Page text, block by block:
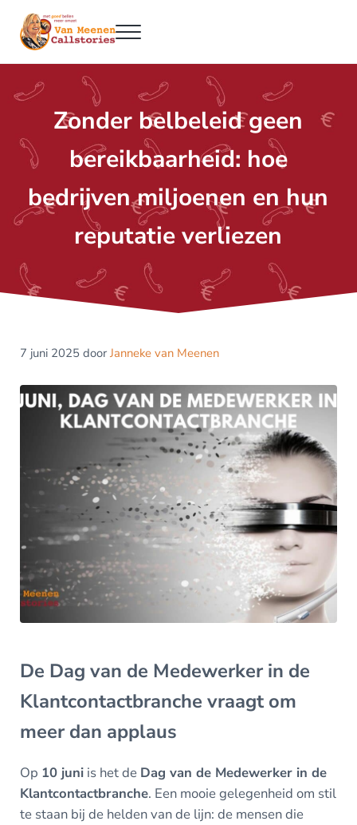
Door naar de hoofd inhoud
Skip to header right navigation
Skip to site footer
Van Meenen Callstories
Menu
Zonder belbeleid geen
bereikbaarheid: hoe
bedrijven miljoenen en hun
reputatie verliezen
7 juni 2025 door Janneke van Meenen
De Dag van de Medewerker in de
Klantcontactbranche vraagt om
meer dan applaus
Op 10 juniis het de Dag van de Medewerker in de
Klantcontactbranche. Een mooie gelegenheid om stil
te staan bij de helden van de lijn: de mensen die